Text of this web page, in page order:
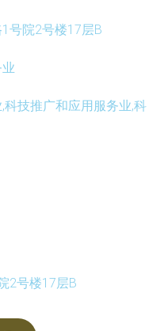
号院2号楼17层B
技推广和应用服务业,科
2号楼17层B